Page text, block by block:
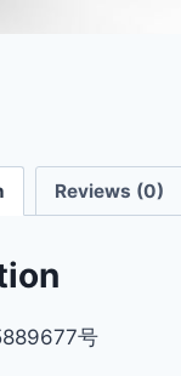
Reviews (0)
号